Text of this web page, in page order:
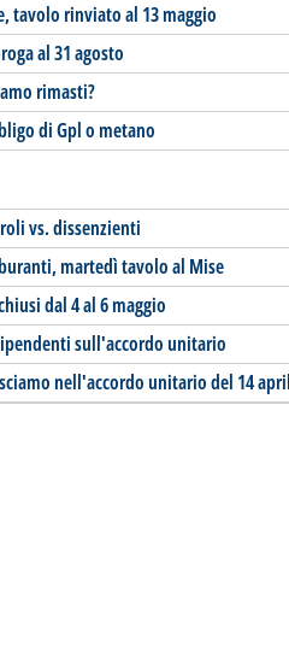
tavolo rinviato al 13 maggio
al 31 agosto
rimasti?
di Gpl o metano
vs. dissenzienti
martedì tavolo al Mise
dal 4 al 6 maggio
sull'accordo unitario
nell'accordo unitario del 14